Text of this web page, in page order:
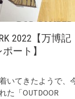
2022【万博記
ート】
いてきたようで、
た「OUTDOOR